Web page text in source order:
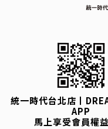
統一時代台北店丨
APP
馬上享受會員權